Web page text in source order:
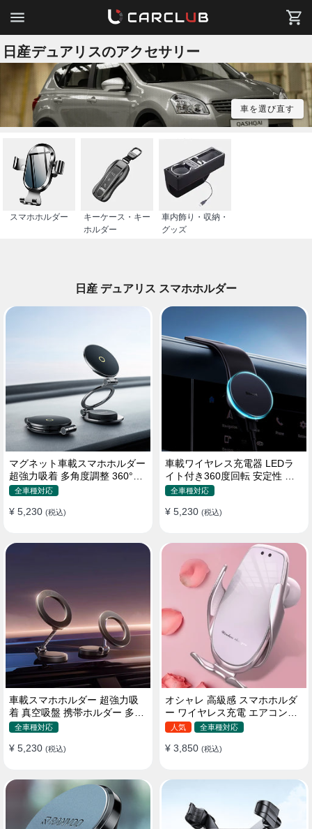
日産デュアリスのアクセサリー
車を選び直す
スマホホルダー
キーケース・キー
ホルダー
車内飾り・収納・
グッズ
日産 デュアリス スマホホルダー
マグネット車載スマホホルダー
超強力吸着 多角度調整 360°回
転な台座 車用ホルダー 折りた
全機種対応
全車種対応
¥ 5,230 (税込)
車載ワイヤレス充電器 LEDラ
イト付き360度回転 安定性 粘
着ゲル吸盤＆エアコン吹き出し
イヤレス充電 スマホホルダー
全車種対応
¥ 5,230 (税込)
車載スマホホルダー 超強力吸
着 真空吸盤 携帯ホルダー 多角
度調整 360°回転な台座 車用ホ
カー用品 全機種対応
全車種対応
¥ 5,230 (税込)
オシャレ 高級感 スマホホルダ
ー ワイヤレス充電 エアコン吹
き出し口/ 吸盤タイプ 女性
人気 全車種対応
¥ 3,850 (税込)